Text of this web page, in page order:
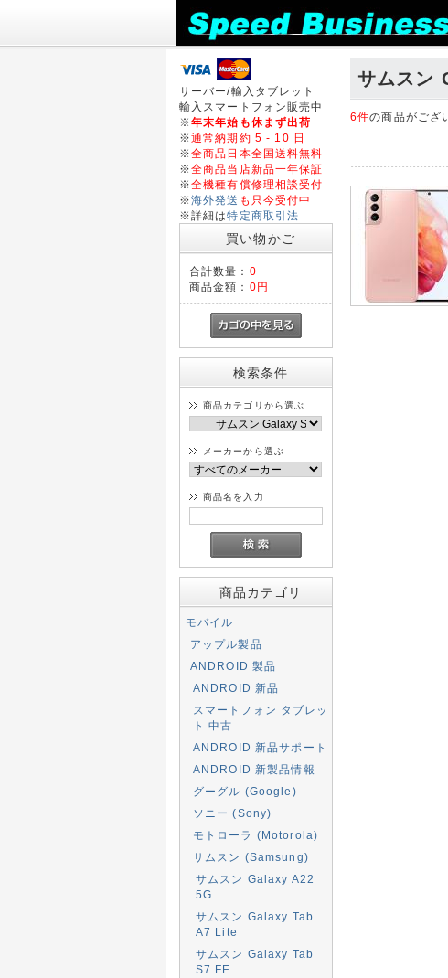
サーバー/輸入タブレット
輸入スマートフォン販売中
※年末年始も休まず出荷
※通常納期約 5 - 10 日
※全商品日本全国送料無料
※全商品当店新品一年保証
※全機種有償修理相談受付
※海外発送 も只今受付中
※詳細は特定商取引法
買い物かご
合計数量： 0
商品金額： 0円
検索条件
商品カテゴリから選ぶ
メーカーから選ぶ
商品名を入力
商品カテゴリ
モバイル
アップル製品
ANDROID 製品
ANDROID 新品
スマートフォン タブレッ
ト 中古
ANDROID 新品サポート
ANDROID 新製品情報
グーグル (Google)
ソニー (Sony)
モトローラ (Motorola)
サムスン (Samsung)
サムスン Galaxy A22
5G
サムスン Galaxy Tab
A7 Lite
サムスン Galaxy Tab
S7 FE
サムスン
6件の商品がござ